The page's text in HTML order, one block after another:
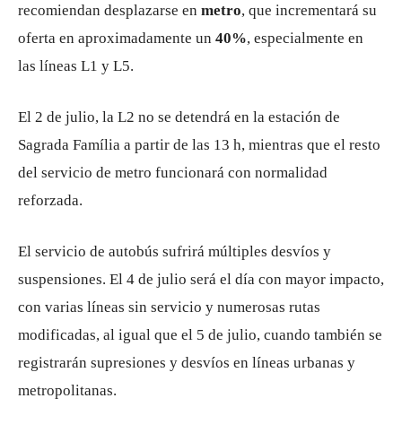
recomiendan desplazarse en metro, que incrementará su
oferta en aproximadamente un 40%, especialmente en
las líneas L1 y L5.
El 2 de julio, la L2 no se detendrá en la estación de
Sagrada Família a partir de las 13 h, mientras que el resto
del servicio de metro funcionará con normalidad
reforzada.
El servicio de autobús sufrirá múltiples desvíos y
suspensiones. El 4 de julio será el día con mayor impacto,
con varias líneas sin servicio y numerosas rutas
modificadas, al igual que el 5 de julio, cuando también se
registrarán supresiones y desvíos en líneas urbanas y
metropolitanas.